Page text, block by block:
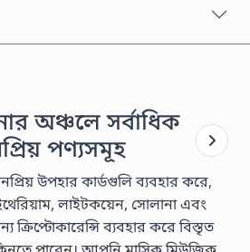
অঞ্চলে সর্বাধিক
পণ্যসমূহ
উপহার কার্ডগুলি ব্যবহার করে,
লাইটকয়েন, সোলানা এবং
ক্রিপ্টোকারেন্সি ব্যবহার করে বিস্তৃত